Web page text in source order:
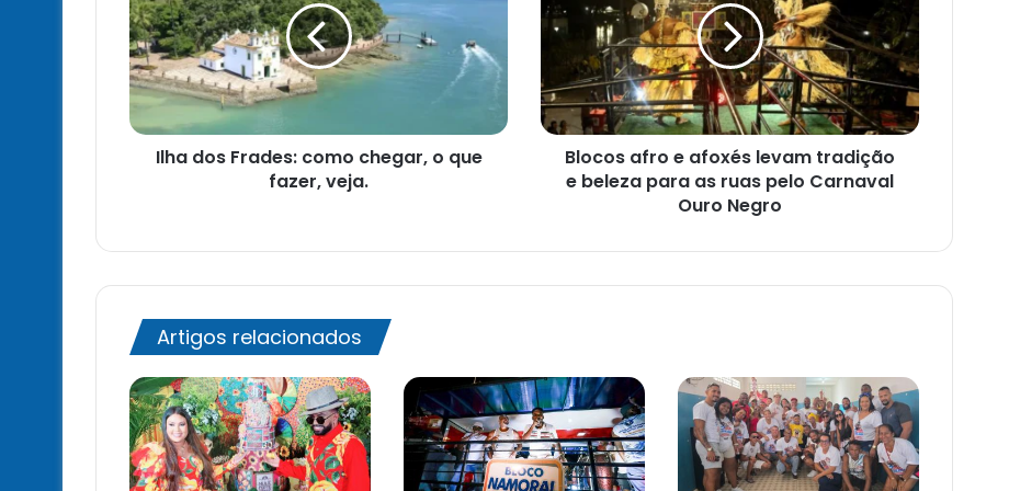
como
chegar,
o
que
fazer,
veja.
Ilha dos Frades: como chegar, o que
fazer, veja.
afoxés
tradição
e
beleza
para
ruas
Blocos afro e afoxés levam tradição
e beleza para as ruas pelo Carnaval
Ouro Negro
Artigos relacionados